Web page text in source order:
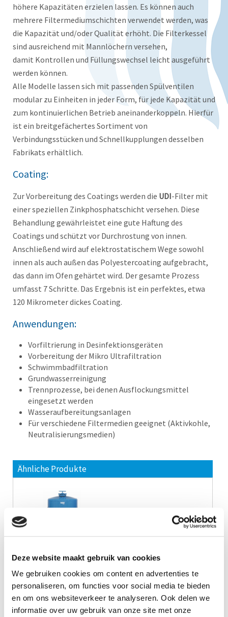
Deze website maakt gebruik van cookies
We gebruiken cookies om content en advertenties te
personaliseren, om functies voor social media te bieden
en om ons websiteverkeer te analyseren. Ook delen we
informatie over uw gebruik van onze site met onze
höhere Kapazitäten erzielen lassen. Es können auch
mehrere Filtermediumschichten verwendet werden, was
die Kapazität und/oder Qualität erhöht. Die Filterkessel
sind ausreichend mit Mannlöchern versehen,
damit Kontrollen und Füllungswechsel leicht ausgeführt
werden können.
Alle Modelle lassen sich mit passenden Spülventilen
modular zu Einheiten in jeder Form, für jede Kapazität und
zum kontinuierlichen Betrieb aneinanderkoppeln. Hierfür
ist ein breitgefächertes Sortiment von
Verbindungsstücken und Schnellkupplungen desselben
Fabrikats erhältlich.
Coating:
Zur Vorbereitung des Coatings werden die UDI-Filter mit
einer speziellen Zinkphosphatschicht versehen. Diese
Behandlung gewährleistet eine gute Haftung des
Coatings und schützt vor Durchrostung von innen.
Anschließend wird auf elektrostatischem Wege sowohl
innen als auch außen das Polyestercoating aufgebracht,
das dann im Ofen gehärtet wird. Der gesamte Prozess
umfasst 7 Schritte. Das Ergebnis ist ein perfektes, etwa
120 Mikrometer dickes Coating.
Anwendungen:
Vorfiltrierung in Desinfektionsgeräten
Vorbereitung der Mikro Ultrafiltration
Schwimmbadfiltration
Grundwasserreinigung
Trennprozesse, bei denen Ausflockungsmittel
eingesetzt werden
Wasseraufbereitungsanlagen
Für verschiedene Filtermedien geeignet (Aktivkohle,
Neutralisierungsmedien)
Ähnliche Produkte
Zeige
Details
Rufen Sie mich an